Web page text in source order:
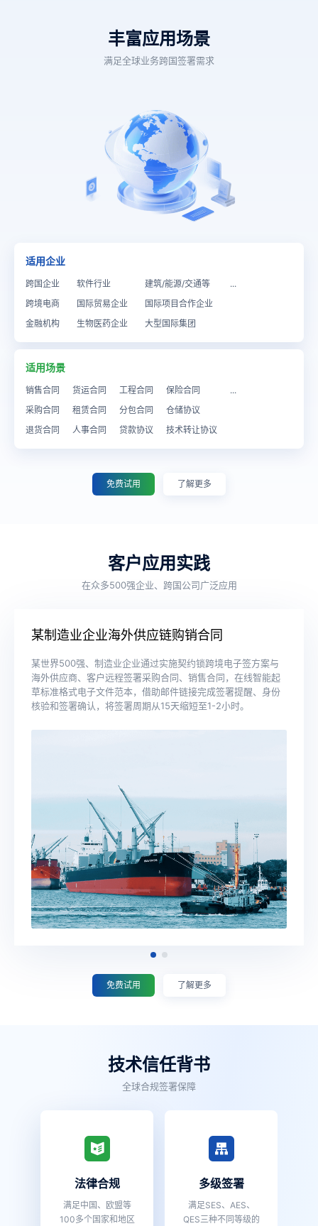
丰富应用场景
满足全球业务跨国签署需求
适用企业
跨国企业
跨境电商
金融机构
软件行业
国际贸易企业
生物医药企业
建筑/能源/交通等
国际项目合作企业
大型国际集团
...
适用场景
销售合同
采购合同
退货合同
货运合同
租赁合同
人事合同
工程合同
分包合同
贷款协议
保险合同
仓储协议
技术转让协议
...
免费试用 了解更多
客户应用实践
在众多500强企业、跨国公司广泛应用
某制造业企业海外供应链购销合同
某世界500强、制造业企业通过实施契约锁跨境电子签方案与
海外供应商、客户远程签署采购合同、销售合同，在线智能起
草标准格式电子文件范本，借助邮件链接完成签署提醒、身份
核验和签署确认，将签署周期从15天缩短至1-2小时。
免费试用 了解更多
技术信任背书
全球合规签署保障
法律合规
满足中国、欧盟等
100多个国家和地区
多级签署
满足SES、AES、
QES三种不同等级的